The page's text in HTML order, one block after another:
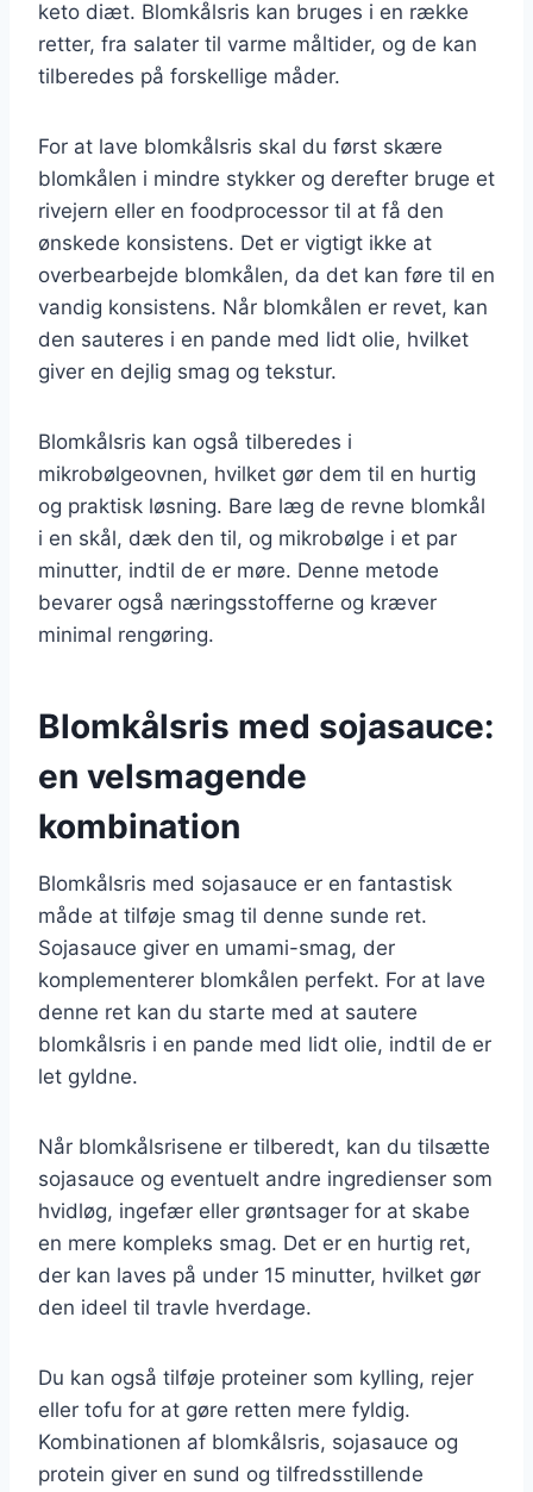
keto diæt. Blomkålsris kan bruges i en række
retter, fra salater til varme måltider, og de kan
tilberedes på forskellige måder.
For at lave blomkålsris skal du først skære
blomkålen i mindre stykker og derefter bruge et
rivejern eller en foodprocessor til at få den
ønskede konsistens. Det er vigtigt ikke at
overbearbejde blomkålen, da det kan føre til en
vandig konsistens. Når blomkålen er revet, kan
den sauteres i en pande med lidt olie, hvilket
giver en dejlig smag og tekstur.
Blomkålsris kan også tilberedes i
mikrobølgeovnen, hvilket gør dem til en hurtig
og praktisk løsning. Bare læg de revne blomkål
i en skål, dæk den til, og mikrobølge i et par
minutter, indtil de er møre. Denne metode
bevarer også næringsstofferne og kræver
minimal rengøring.
Blomkålsris med sojasauce:
en velsmagende
kombination
Blomkålsris med sojasauce er en fantastisk
måde at tilføje smag til denne sunde ret.
Sojasauce giver en umami-smag, der
komplementerer blomkålen perfekt. For at lave
denne ret kan du starte med at sautere
blomkålsris i en pande med lidt olie, indtil de er
let gyldne.
Når blomkålsrisene er tilberedt, kan du tilsætte
sojasauce og eventuelt andre ingredienser som
hvidløg, ingefær eller grøntsager for at skabe
en mere kompleks smag. Det er en hurtig ret,
der kan laves på under 15 minutter, hvilket gør
den ideel til travle hverdage.
Du kan også tilføje proteiner som kylling, rejer
eller tofu for at gøre retten mere fyldig.
Kombinationen af blomkålsris, sojasauce og
protein giver en sund og tilfredsstillende